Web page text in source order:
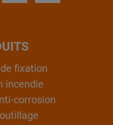
fixation
incendie
corrosion